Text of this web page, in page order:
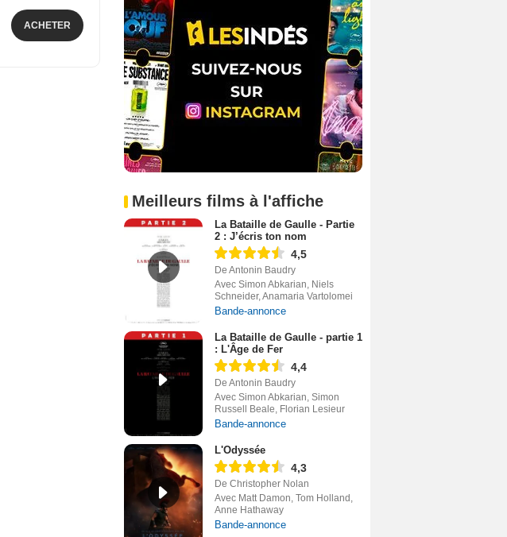
ACHETER
Meilleurs films à l'affiche
La Bataille de Gaulle - Partie
2 : J’écris ton nom
4,5
De Antonin Baudry
Avec Simon Abkarian, Niels
Schneider, Anamaria Vartolomei
Bande-annonce
La Bataille de Gaulle - partie 1
: L'Âge de Fer
4,4
De Antonin Baudry
Avec Simon Abkarian, Simon
Russell Beale, Florian Lesieur
Bande-annonce
L'Odyssée
4,3
De Christopher Nolan
Avec Matt Damon, Tom Holland,
Anne Hathaway
Bande-annonce